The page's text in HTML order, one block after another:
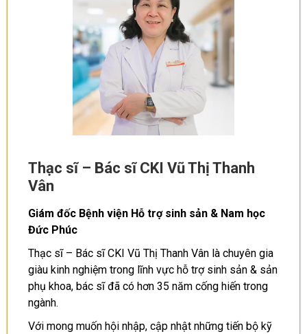
Thạc sĩ – Bác sĩ CKI Vũ Thị Thanh
Vân
Giám đốc Bệnh viện Hỗ trợ sinh sản & Nam học
Đức Phúc
Thạc sĩ – Bác sĩ CKI Vũ Thị Thanh Vân là chuyên gia
giàu kinh nghiệm trong lĩnh vực hỗ trợ sinh sản & sản
phụ khoa, bác sĩ đã có hơn 35 năm cống hiến trong
ngành.
Với mong muốn hội nhập, cập nhật những tiến bộ kỹ